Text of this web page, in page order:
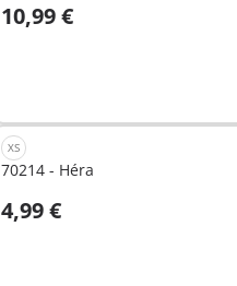
10,99 €
Au panier
XS
70214 - Héra
4,99 €
Au panier